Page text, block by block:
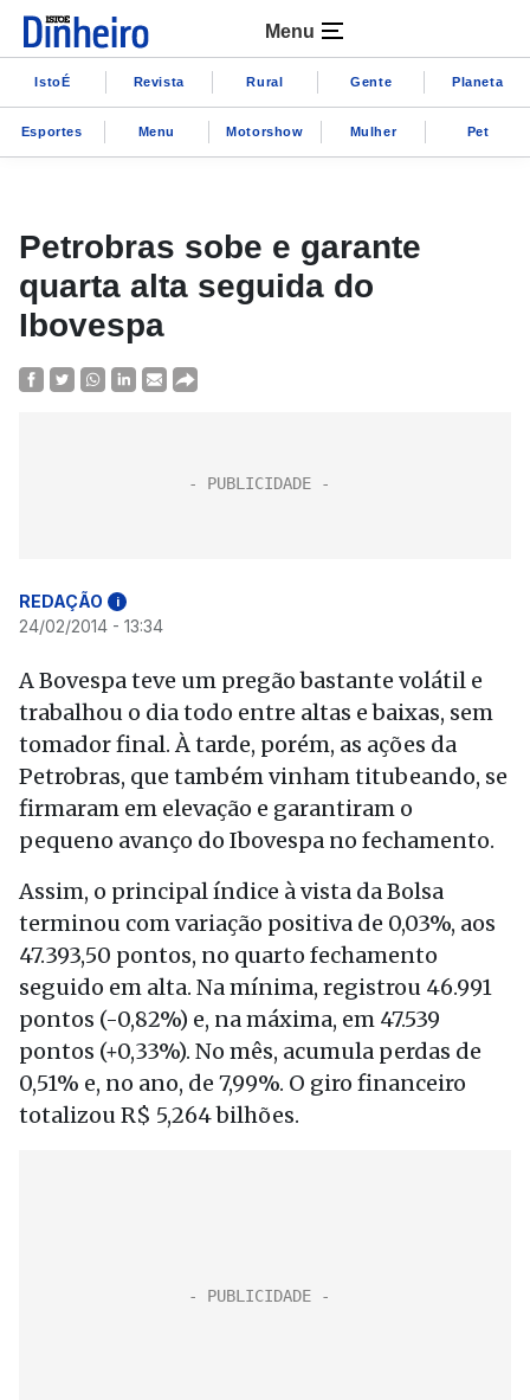
Menu
IstoÉ Revista Rural Gente Planeta
Esportes Menu Motorshow Mulher Pet
Petrobras sobe e garante
quarta alta seguida do
Ibovespa
REDAÇÃO i
24/02/2014 - 13:34
A Bovespa teve um pregão bastante volátil e
trabalhou o dia todo entre altas e baixas, sem
tomador final. À tarde, porém, as ações da
Petrobras, que também vinham titubeando, se
firmaram em elevação e garantiram o
pequeno avanço do Ibovespa no fechamento.
Assim, o principal índice à vista da Bolsa
terminou com variação positiva de 0,03%, aos
47.393,50 pontos, no quarto fechamento
seguido em alta. Na mínima, registrou 46.991
pontos (-0,82%) e, na máxima, em 47.539
pontos (+0,33%). No mês, acumula perdas de
0,51% e, no ano, de 7,99%. O giro financeiro
totalizou R$ 5,264 bilhões.